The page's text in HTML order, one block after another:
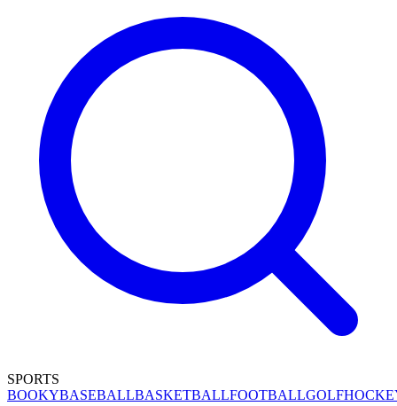
SPORTS
BOOKYBASEBALLBASKETBALLFOOTBALLGOLF